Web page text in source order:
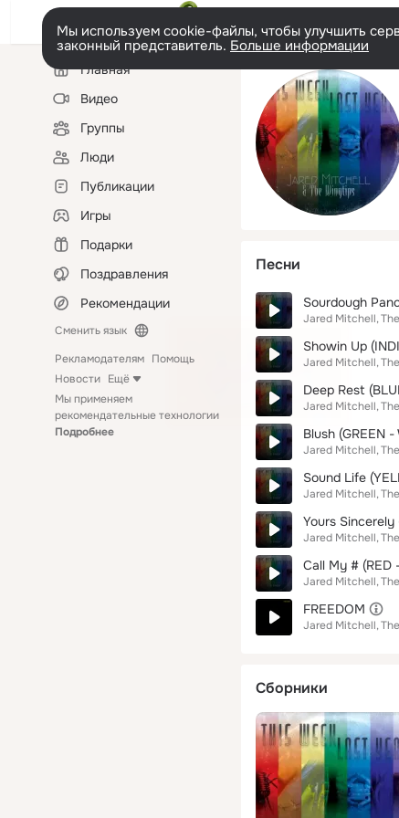
Мы используем cookie-файлы, чтобы улучшить
законный представитель. Больше информации
Левая
колонкаГлавная
Видео
Группы
Люди
Публикации
Игры
Подарки
Поздравления
Рекомендации
Сменить язык
Рекламодателям Помощь
Новости Ещё
Мы применяем
рекомендательные технологии
Подробнее
Песни
Sourdough
Jared Mitchell
Showin Up
Jared Mitchell
Deep Rest
Jared Mitchell
Blush (GREEN -
Jared Mitchell
Sound Life
Jared Mitchell
Yours Sincerely
Jared Mitchell
Call My # (RED
Jared Mitchell
FREEDOM
Jared Mitchell
Сборники